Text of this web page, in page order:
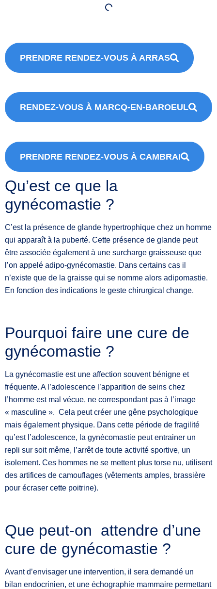
PRENDRE RENDEZ-VOUS À ARRAS
RENDEZ-VOUS À MARCQ-EN-BAROEUL
PRENDRE RENDEZ-VOUS À CAMBRAI
Qu’est ce que la
gynécomastie ?
C’est la présence de glande hypertrophique chez un homme
qui apparaît à la puberté. Cette présence de glande peut
être associée également à une surcharge graisseuse que
l’on appelé adipo-gynécomastie. Dans certains cas il
n’existe que de la graisse qui se nomme alors adipomastie.
En fonction des indications le geste chirurgical change.
Pourquoi faire une cure de
gynécomastie ?
La gynécomastie est une affection souvent bénigne et
fréquente. A l’adolescence l’apparition de seins chez
l’homme est mal vécue, ne correspondant pas à l’image
« masculine ». Cela peut créer une gêne psychologique
mais également physique. Dans cette période de fragilité
qu’est l’adolescence, la gynécomastie peut entrainer un
repli sur soit même, l’arrêt de toute activité sportive, un
isolement. Ces hommes ne se mettent plus torse nu, utilisent
des artifices de camouflages (vêtements amples, brassière
pour écraser cette poitrine).
Que peut-on attendre d’une
cure de gynécomastie ?
Avant d’envisager une intervention, il sera demandé un
bilan endocrinien, et une échographie mammaire permettant